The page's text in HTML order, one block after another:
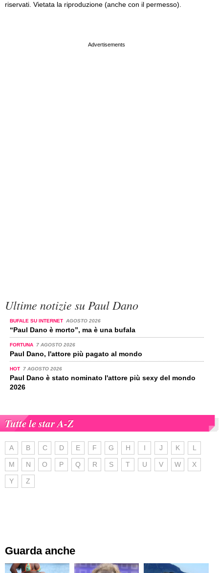
riservati. Vietata la riproduzione (anche con il permesso).
Ultime notizie su Paul Dano
BUFALE SU INTERNET AGOSTO 2026
“Paul Dano è morto”, ma è una bufala
FORTUNA 7 AGOSTO 2026
Paul Dano, l'attore più pagato al mondo
HOT 7 AGOSTO 2026
Paul Dano è stato nominato l'attore più sexy del mondo
2026
Tutte le star A-Z
A B C D E F G H I J K L
M N O P Q R S T U V W X
Y Z
Guarda anche